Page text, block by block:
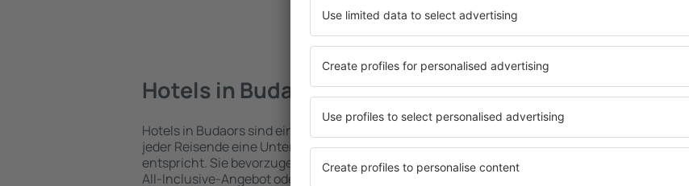
Mehr Hotels ansehen in Budaors
Hotels in Budaors
Hotels in Budaors sind eine vielfältige Unterkunftsbasis, in der
jeder Reisende eine Unterkunft findet, die seinen Erwartungen
entspricht. Sie bevorzugen ein Hotel mit hohem Standard und
All-Inclusive-Angebot oder wählen Hotels aus, die eine intime
Budaors –
Umfassender
wichtigsten
muss. Die besten
einen